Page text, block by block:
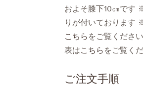
およそ膝下10㎝です
りが付いております
こちら をご覧くださ
表はこちら をご覧く
ご注文手順